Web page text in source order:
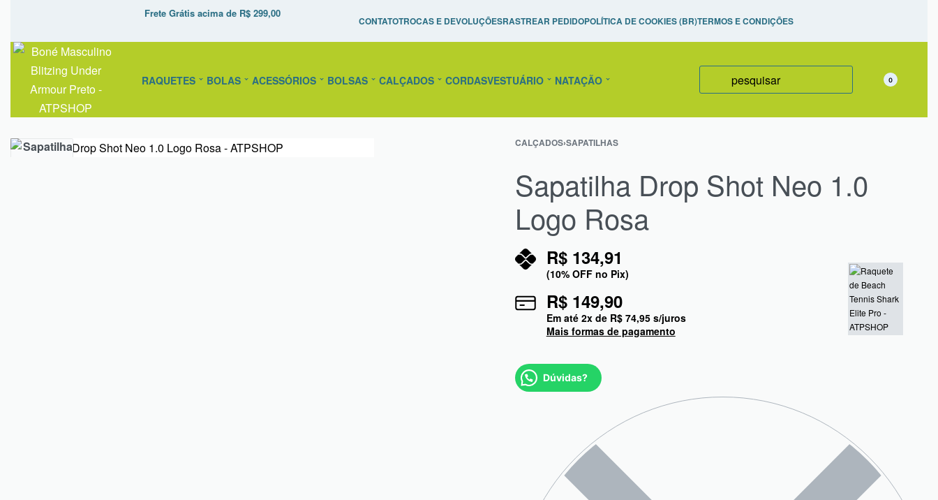
Frete Grátis acima de R$ 299,00
confira!
CONTATOTROCAS E DEVOLUÇÕESRASTREAR PEDIDOPOLÍTICA DE COOKIES (BR)TERMOS E CONDIÇÕES
RAQUETES BOLAS ACESSÓRIOS BOLSAS CALÇADOS CORDASVESTUÁRIO NATAÇÃO 0
CALÇADOS›SAPATILHAS
Sapatilha Drop Shot Neo 1.0
Logo Rosa
R$134,91
(10% OFF no Pix)
R$149,90
Em até 2x de R$74,95s/juros
Mais formas de pagamento
Dúvidas?